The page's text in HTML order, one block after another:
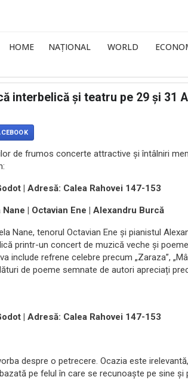
HOME NAȚIONAL WORLD
interbelică şi teatru pe 29 şi 31
de frumos concerte attractive şi întâlniri
| Adresă: Calea Rahovei 147-153
| Octavian Ene | Alexandru Burcă
Nane, tenorul Octavian Ene și pianistul
printr-un concert de muzică veche și
include refrene celebre precum „Zaraza”,
de poeme semnate de autori apreciați
| Adresă: Calea Rahovei 147-153
despre o petrecere. Ocazia este
pe felul în care se recunoaște pe sine și